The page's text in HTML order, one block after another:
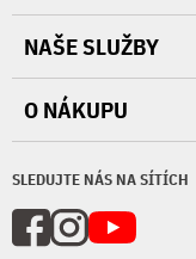
SLEDUJTE NÁS NA SÍTÍCH
NAŠE SLUŽBY
O NÁKUPU